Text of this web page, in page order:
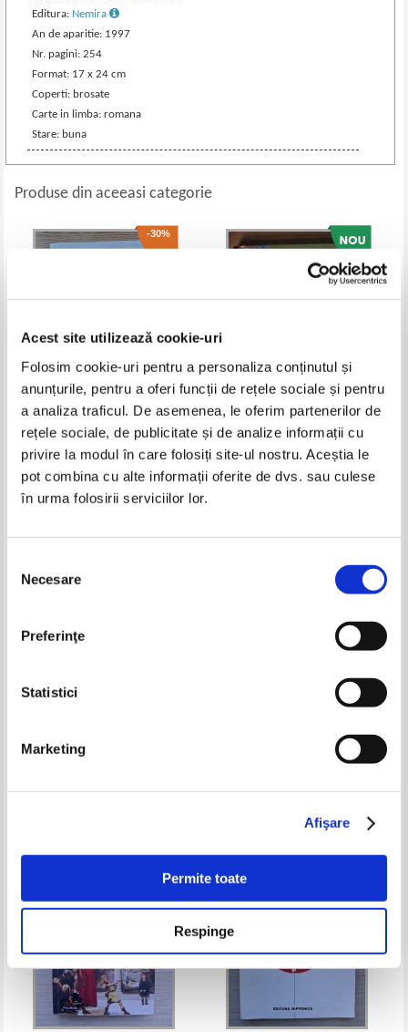
Acest site utilizează cookie-uri
Folosim cookie-uri pentru a personaliza conținutul și
anunțurile, pentru a oferi funcții de rețele sociale și pentru
a analiza traficul. De asemenea, le oferim partenerilor de
rețele sociale, de publicitate și de analize informații cu
privire la modul în care folosiți site-ul nostru. Aceștia le
pot combina cu alte informații oferite de dvs. sau culese
în urma folosirii serviciilor lor.
consimțământului
Necesare
Preferinţe
Statistici
Marketing
Afişare
Permite toate
Respinge
Editura: Nemira
An de aparitie: 1997
Nr. pagini: 254
Format: 17 x 24 cm
Coperti: brosate
Carte in limba: romana
Stare: buna
Produse din aceeasi categorie
-30%
Scott Anderson - Americanii
linistiti. Patru spioni CIA la
inceputurile Razboiului Rece. O
tragedie in trei acte
Pret:60,00Lei 42,00 Lei
Adaugă în coș
Istoria ilustrata a lumii.
Inceputurile civilizatiei din
preistorie pana in 900 i.Cr.
(Reader's Digest)
Pret: 60,00 Lei
Adaugă în coș
-15%
margins. The PIAC excavations
Adaugă în coș
-40%
Leon Homo - L'empire Romain
Adaugă în coș